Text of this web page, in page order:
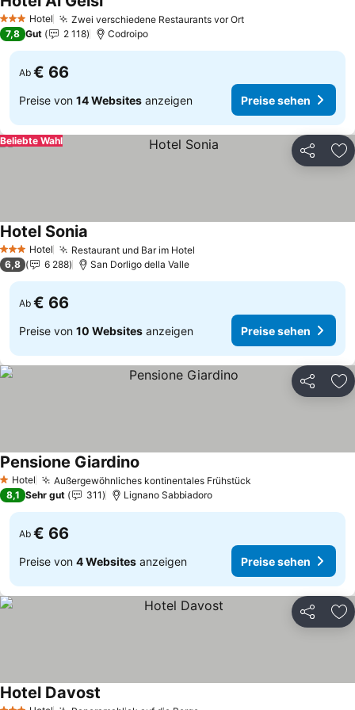
3 SterneHotel Zwei verschiedene Restaurants vor Ort
7,8 Gut 2 118 Codroipo
Ab € 66
Preise von 14 Websites anzeigen Preise sehen
Teilen
Beliebte Wahl
3 SterneHotel Restaurant und Bar im Hotel
Hotel Sonia
6,8 6 288 San Dorligo della Valle
Ab € 66
Preise von 10 Websites anzeigen Preise sehen
Teilen
1 Sterne
Hotel Außergewöhnliches kontinentales Frühstück
Pensione Giardino
8,1 Sehr gut 311 Lignano Sabbiadoro
Ab € 66
Preise von 4 Websites anzeigen Preise sehen
Teilen
Hotel Davost